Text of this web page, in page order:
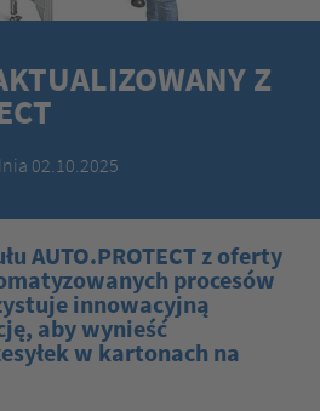
Z
02.10.2025
AUTO.PROTECT z oferty
procesów
innowacyjną
aby wynieść
w kartonach na